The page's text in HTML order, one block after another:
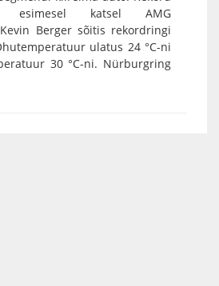
esimesel katsel AMG
Berger sõitis rekordringi
ulatus 24 °C-ni
30 °C-ni. Nürburgring